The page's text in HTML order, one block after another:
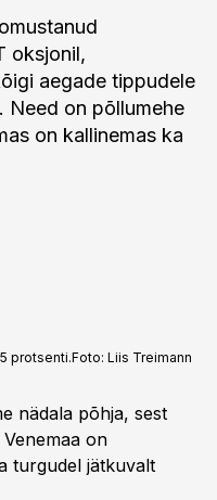
oksjonil,
aegade tippudele
Need on põllumehe
on kallinemas ka
protsenti.Foto: Liis Treimann
nädala põhja, sest
on
turgudel jätkuvalt